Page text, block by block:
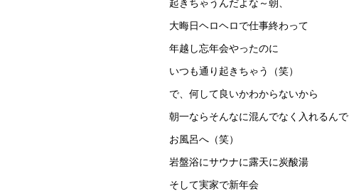
起きちゃうんだよな～朝、
大晦日ヘロヘロで仕事終わって
年越し忘年会やったのに
いつも通り起きちゃう（笑）
で、何して良いかわからないから
朝一ならそんなに混んでなく入れるんで
お風呂へ（笑）
岩盤浴にサウナに露天に炭酸湯
そして実家で新年会